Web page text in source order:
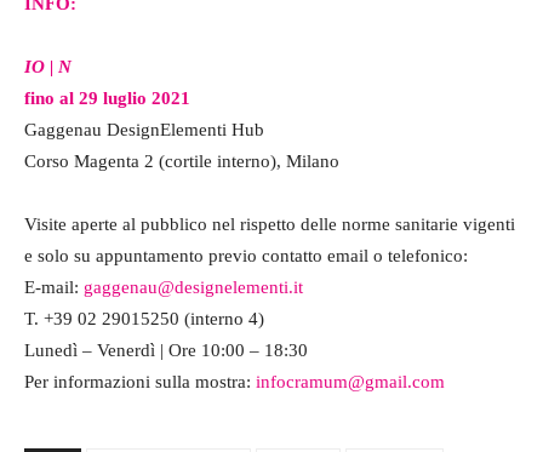
INFO:
IO | N
fino al 29 luglio 2021
Gaggenau DesignElementi Hub
Corso Magenta 2 (cortile interno), Milano
Visite aperte al pubblico nel rispetto delle norme sanitarie vigenti
e solo su appuntamento previo contatto email o telefonico:
E-mail: gaggenau@designelementi.it
T. +39 02 29015250 (interno 4)
Lunedì – Venerdì | Ore 10:00 – 18:30
Per informazioni sulla mostra: infocramum@gmail.com